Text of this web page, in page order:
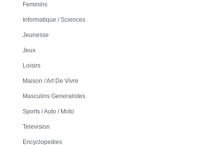
Feminins
Informatique / Sciences
Jeunesse
Jeux
Loisirs
Maison / Art De Vivre
Masculins Generalistes
Sports / Auto / Moto
Television
Encyclopedies